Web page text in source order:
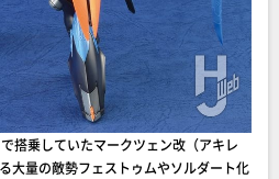
搭乗していたマークツェン改（アキレ
大量の敵勢フェストゥムやソルダート化